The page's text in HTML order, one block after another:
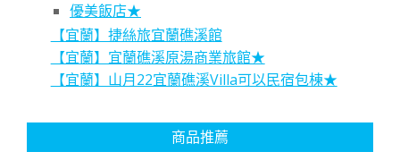
優美飯店★
【宜蘭】捷絲旅宜蘭礁溪館
【宜蘭】宜蘭礁溪原湯商業旅館★
【宜蘭】山月22宜蘭礁溪Villa可以民宿包棟★
商品推薦